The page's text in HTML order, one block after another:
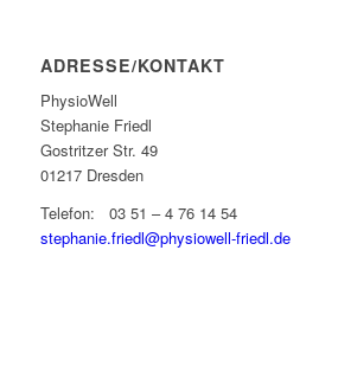
ADRESSE/KONTAKT
PhysioWell
Stephanie Friedl
Gostritzer Str. 49
01217 Dresden
Telefon: 03 51 – 4 76 14 54
stephanie.friedl@physiowell-friedl.de